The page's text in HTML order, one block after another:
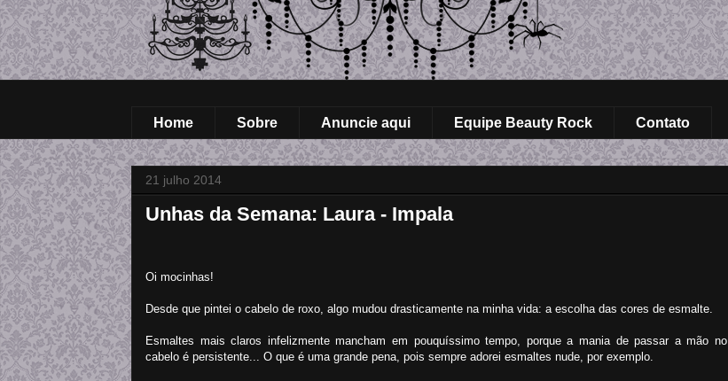
Home Sobre Anuncie aqui Equipe Beauty Rock Contato
21 julho 2014
Unhas da Semana: Laura - Impala
Oi mocinhas!
Desde que pintei o cabelo de roxo, algo mudou drasticamente na minha vida: a escolha das cores de esmalte.
Esmaltes mais claros infelizmente mancham em pouquíssimo tempo, porque a mania de passar a mão no
cabelo é persistente... O que é uma grande pena, pois sempre adorei esmaltes nude, por exemplo.